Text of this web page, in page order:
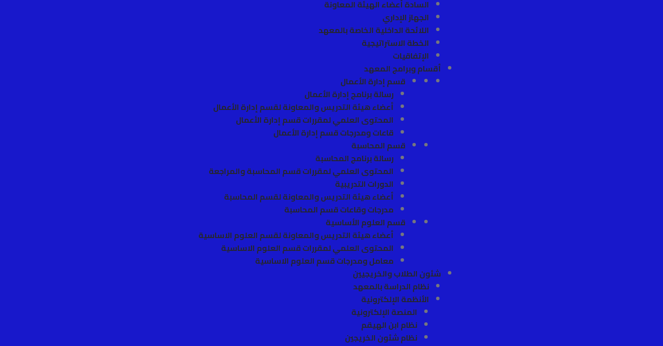
السادة أعضاء الهيئة المعاونة
الجهاز الإداري
اللائحة الداخلية الخاصة بالمعهد
الخطة الاستراتيجية
الإتفاقيات
أقسام وبرامج المعهد
قسم إدارة الأعمال
رسالة برنامج إدارة الأعمال
أعضاء هيئة التدريس والمعاونة لقسم إدارة الأعمال
المحتوى العلمي لمقررات قسم إدارة الأعمال
قاعات ومدرجات قسم إدارة الأعمال
قسم المحاسبة
رسالة برنامج المحاسبة
المحتوى العلمي لمقررات قسم المحاسبة والمراجعة
الدورات التدريبية
أعضاء هيئة التدريس والمعاونة لقسم المحاسبة
مدرجات وقاعات قسم المحاسبة
قسم العلوم الأساسية
أعضاء هيئة التدريس والمعاونة لقسم العلوم الاساسية
المحتوى العلمي لمقررات قسم العلوم الاساسية
معامل ومدرجات قسم العلوم الاساسية
شئون الطلاب والخريجيين
نظام الدراسة بالمعهد
الأنظمة الإلكترونية
المنصة الإلكترونية
نظام ابن الهيقم
نظام شئون الخريجين